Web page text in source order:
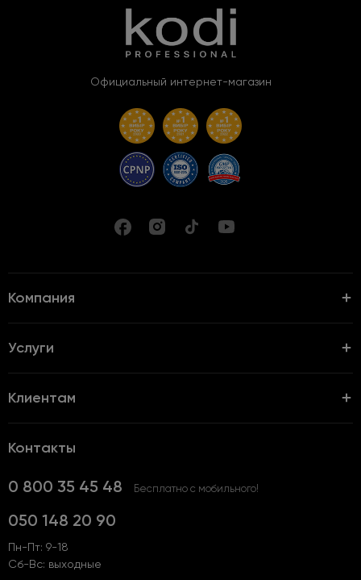
Официальный интернет-магазин
Компания
Услуги
Клиентам
Контакты
0 800 35 45 48 Бесплатно с мобильного!
050 148 20 90
Пн-Пт: 9-18
Сб-Вс: выходные